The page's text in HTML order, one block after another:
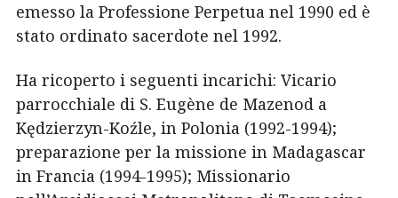
emesso la Professione Perpetua nel 1990 ed è
stato ordinato sacerdote nel 1992.
Ha ricoperto i seguenti incarichi: Vicario
parrocchiale di S. Eugène de Mazenod a
Kędzierzyn-Koźle, in Polonia (1992-1994);
preparazione per la missione in Madagascar
in Francia (1994-1995); Missionario